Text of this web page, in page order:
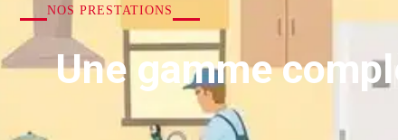
NOS PRESTATIONS
Une gamme